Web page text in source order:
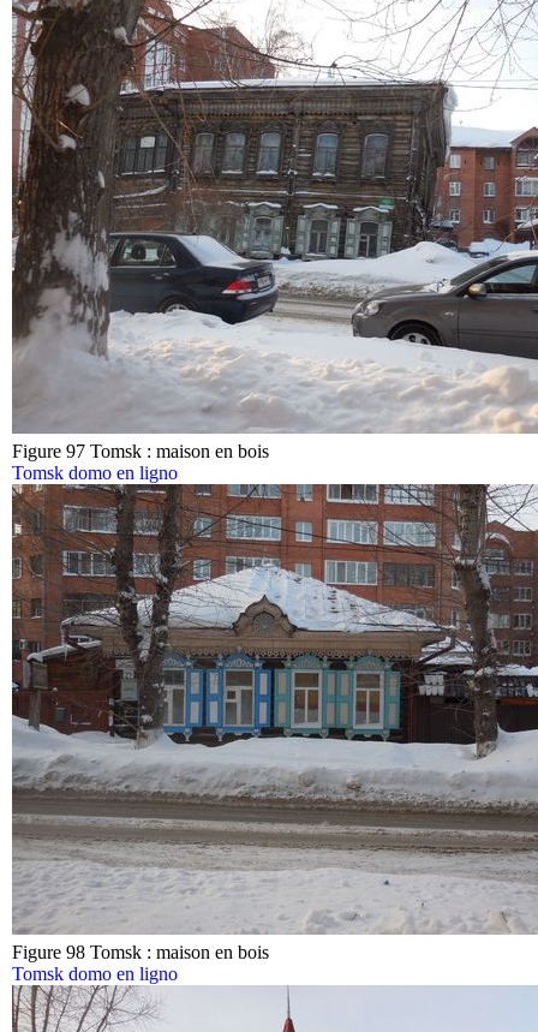
Figure 97 Tomsk : maison en bois
Tomsk domo en ligno
Figure 98 Tomsk : maison en bois
Tomsk domo en ligno